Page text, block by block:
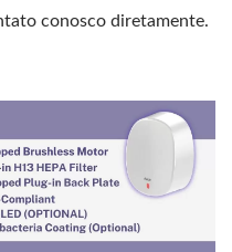
conosco diretamente.